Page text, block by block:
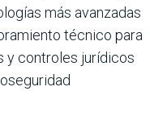
más avanzadas
técnico para
y controles jurídicos